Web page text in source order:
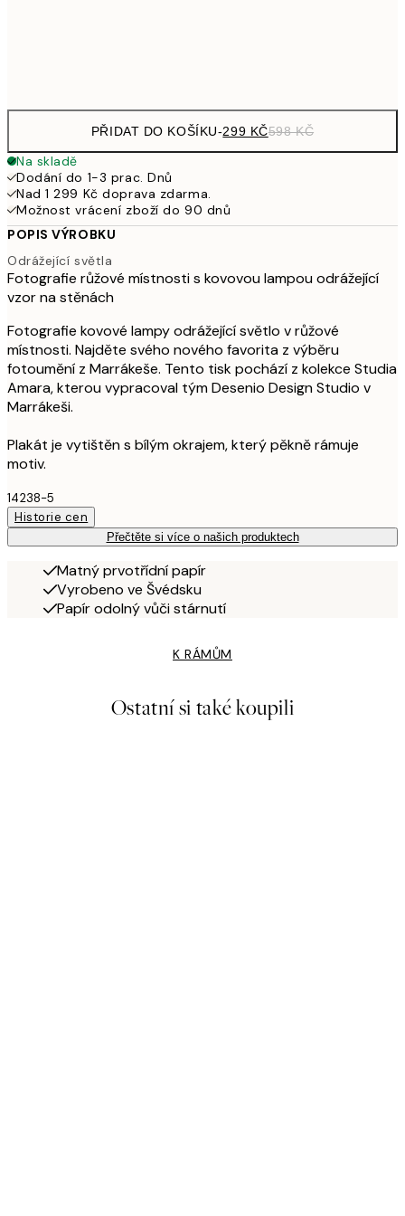
PŘIDAT DO KOŠÍKU-299 KČ598 KČ
Na skladě
Dodání do 1-3 prac. Dnů
Nad 1 299 Kč doprava zdarma.
Možnost vrácení zboží do 90 dnů
POPIS VÝROBKU
Odrážející světla
Fotografie růžové místnosti s kovovou lampou odrážející
vzor na stěnách
Fotografie kovové lampy odrážející světlo v růžové
místnosti. Najděte svého nového favorita z výběru
fotoumění z Marrákeše. Tento tisk pochází z kolekce Studia
Amara, kterou vypracoval tým Desenio Design Studio v
Marrákeši.
Plakát je vytištěn s bílým okrajem, který pěkně rámuje
motiv.
14238-5
Historie cen
Přečtěte si více o našich produktech
Matný prvotřídní papír
Vyrobeno ve Švédsku
Papír odolný vůči stárnutí
K RÁMŮM
Ostatní si také koupili